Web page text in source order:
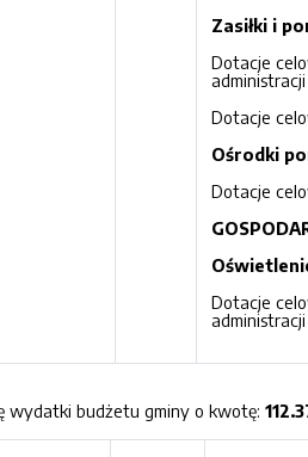
Zasiłki i
Dotacje
Dotacje
Ośrodki
Dotacje
Dotacje
wydatki budżetu gminy o kwotę: